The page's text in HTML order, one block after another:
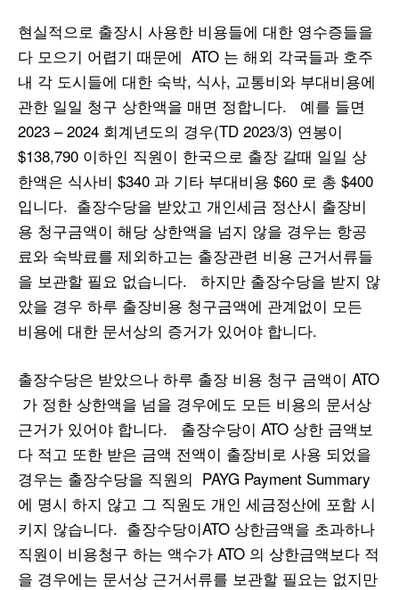
현실적으로 출장시 사용한 비용들에 대한 영수증들을
다 모으기 어렵기 때문에 ATO 는 해외 각국들과 호주
내 각 도시들에 대한 숙박, 식사, 교통비와 부대비용에
관한 일일 청구 상한액을 매면 정합니다. 예를 들면
2023 – 2024 회계년도의 경우(TD 2023/3) 연봉이
$138,790 이하인 직원이 한국으로 출장 갈때 일일 상
한액은 식사비 $340 과 기타 부대비용 $60 로 총 $400
입니다. 출장수당을 받았고 개인세금 정산시 출장비
용 청구금액이 해당 상한액을 넘지 않을 경우는 항공
료와 숙박료를 제외하고는 출장관련 비용 근거서류들
을 보관할 필요 없습니다. 하지만 출장수당을 받지 않
았을 경우 하루 출장비용 청구금액에 관계없이 모든
비용에 대한 문서상의 증거가 있어야 합니다.
출장수당은 받았으나 하루 출장 비용 청구 금액이 ATO
가 정한 상한액을 넘을 경우에도 모든 비용의 문서상
근거가 있어야 합니다. 출장수당이 ATO 상한 금액보
다 적고 또한 받은 금액 전액이 출장비로 사용 되었을
경우는 출장수당을 직원의 PAYG Payment Summary
에 명시 하지 않고 그 직원도 개인 세금정산에 포함 시
키지 않습니다. 출장수당이ATO 상한금액을 초과하나
직원이 비용청구 하는 액수가 ATO 의 상한금액보다 적
을 경우에는 문서상 근거서류를 보관할 필요는 없지만